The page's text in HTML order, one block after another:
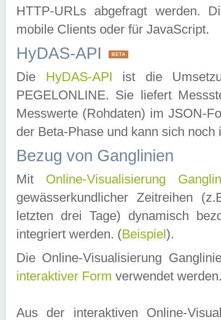
HTTP-URLs abgefragt werden.
mobile Clients oder für JavaScript.
HyDAS-API BETA
Die HyDAS-API ist die
PEGELONLINE. Sie liefert
Messwerte (Rohdaten) im JSON-
der Beta-Phase und kann sich noch
Bezug von Ganglinien
Mit Online-Visualisierung
gewässerkundlicher Zeitreihen
letzten drei Tage) dynamisch
integriert werden. (Beispiel ).
Die Online-Visualisierung
interaktiver Form verwendet
Aus der interaktiven Online-